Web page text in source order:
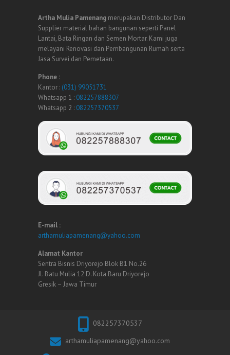
Artha Mulia Pamenang merupakan Distributor Dan
Supplier material bahan bangunan seperti Panel
Lantai, Bata Ringan dan Semen Mortar. Kami juga
melayani Renovasi dan Pembangunan Rumah serta
Jasa Survei dan Pemetaan.
Phone :
Kantor : (031) 99051731
Whatsapp 1 : 082257888307
Whatsapp 2 : 082257370537
E-mail :
arthamuliapamenang@yahoo.com
Alamat Kantor
Sentra Bisnis Driyorejo Blok B1 No.26
Jl. Batu Mulia 12 D. Kota Baru Driyorejo
Gresik – Jawa Timur
082257370537
arthamuliapamenang@yahoo.com